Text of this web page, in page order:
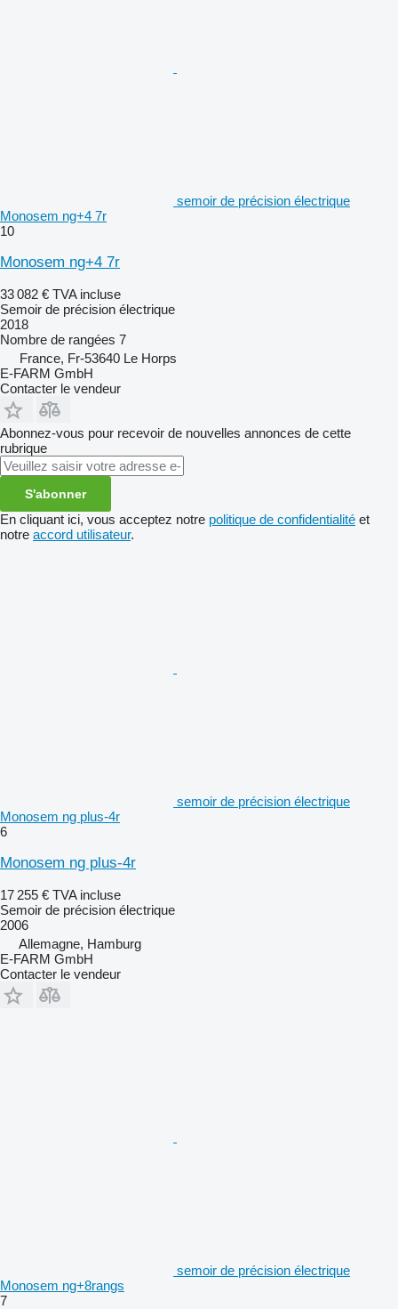
semoir de précision électrique
Monosem ng+4 7r
10
Monosem ng+4 7r
33 082 € TVA incluse
Semoir de précision électrique
2018
Nombre de rangées 7
France, Fr-53640 Le Horps
E-FARM GmbH
Contacter le vendeur
Abonnez-vous pour recevoir de nouvelles annonces de cette
rubrique
S'abonner
En cliquant ici, vous acceptez notre politique de confidentialité et
notre accord utilisateur.
semoir de précision électrique
Monosem ng plus-4r
6
Monosem ng plus-4r
17 255 € TVA incluse
Semoir de précision électrique
2006
Allemagne, Hamburg
E-FARM GmbH
Contacter le vendeur
semoir de précision électrique
Monosem ng+8rangs
7